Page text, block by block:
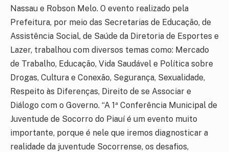
Nassau e Robson Melo. O evento realizado pela
Prefeitura, por meio das Secretarias de Educação, de
Assistência Social, de Saúde da Diretoria de Esportes e
Lazer, trabalhou com diversos temas como: Mercado
de Trabalho, Educação, Vida Saudável e Política sobre
Drogas, Cultura e Conexão, Segurança, Sexualidade,
Respeito às Diferenças, Direito de se Associar e
Diálogo com o Governo. “A 1ª Conferência Municipal de
Juventude de Socorro do Piauí é um evento muito
importante, porque é nele que iremos diagnosticar a
realidade da juventude Socorrense, os desafios,